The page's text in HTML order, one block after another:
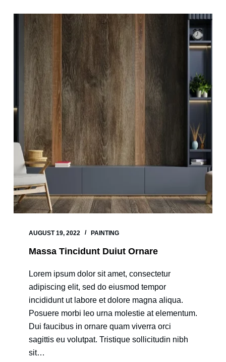
AUGUST 19, 2022 PAINTING
Massa Tincidunt Duiut Ornare
Lorem ipsum dolor sit amet, consectetur
adipiscing elit, sed do eiusmod tempor
incididunt ut labore et dolore magna aliqua.
Posuere morbi leo urna molestie at elementum.
Dui faucibus in ornare quam viverra orci
sagittis eu volutpat. Tristique sollicitudin nibh
sit…